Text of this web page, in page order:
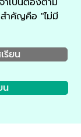
สำคัญคือ "ไม่มี
รียน
น